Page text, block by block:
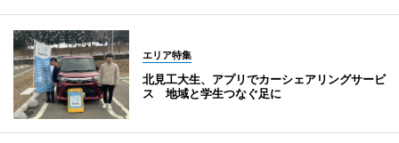
エリア特集
北見工大生、アプリでカーシェアリングサービ
ス 地域と学生つなぐ足に